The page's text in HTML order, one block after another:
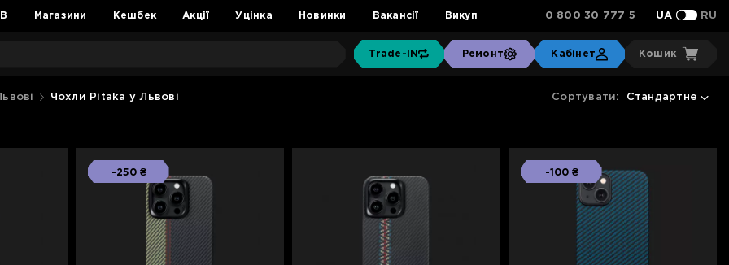
Магазини Кешбек Акції Уцінка Новинки Вакансії Викуп 0 800 30 777 5 UA RU
Trade-IN Ремонт Кабінет Кошик
Чохли Pitaka у Львові Сортувати: Стандартне
-250 ₴ -100 ₴